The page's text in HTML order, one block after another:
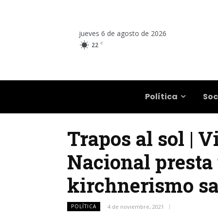
jueves 6 de agosto de 2026
22 C
Política
Trapos al sol |
Nacional presta
kirchnerismo
POLÍTICA 4 de noviembre, 2021